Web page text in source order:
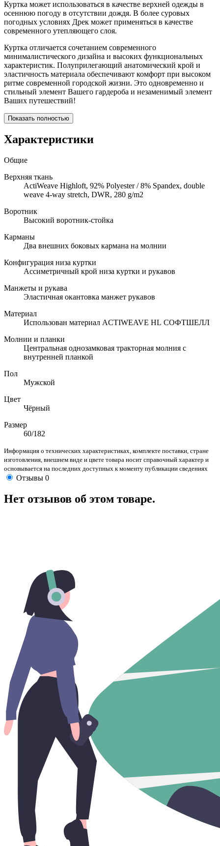
Куртка может использоваться в качестве верхней одежды в
осеннюю погоду в отсутствии дождя. В более суровых
погодных условиях Дрек может применяться в качестве
современного утепляющего слоя.
Куртка отличается сочетанием современного
минималистического дизайна и высоких функциональных
характеристик. Полуприлегающий анатомический крой и
эластичность материала обеспечивают комфорт при высоком
ритме современной городской жизни. Это одновременно и
стильный элемент Вашего гардероба и незаменимый элемент
Ваших путешествий!
Показать полностью
Характеристики
Общие
Верхняя ткань
ActiWeave Highloft, 92% Polyester / 8% Spandex, double
weave 4-way stretch, DWR, 280 g/m2
Воротник
Высокий воротник-стойка
Карманы
Два внешних боковых кармана на молнии
Конфигурация низа куртки
Ассиметричный крой низа куртки и рукавов
Манжеты и рукава
Эластичная окантовка манжет рукавов
Материал
Использован материал ACTIWEAVE HL СОФТШЕЛЛ
Молнии и планки
Центральная однозамковая тракторная молния с
внутренней планкой
Пол
Мужской
Цвет
Чёрный
Размер
60/182
Информация о технических характеристиках, комплекте поставки, стране
изготовления, внешнем виде и цвете товара носит справочный характер и
основывается на последних доступных к моменту публикации сведениях
Отзывы 0
Нет отзывов об этом товаре.